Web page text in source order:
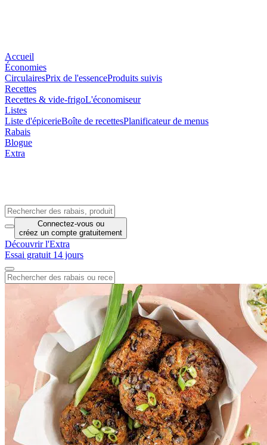
Accueil
Économies
CirculairesPrix de l'essenceProduits suivis
Recettes
Recettes & vide-frigoL'économiseur
Listes
Liste d'épicerieBoîte de recettesPlanificateur de menus
Rabais
Blogue
Extra
Connectez-vous ou
créez un compte gratuitement
Découvrir l'Extra
Essai gratuit 14 jours